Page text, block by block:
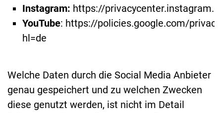
Instagram: https://
YouTube: https://policies.google.com/
hl=de
Welche Daten durch die Social Media Anbieter
genau gespeichert und zu welchen Zwecken
diese genutzt werden, ist nicht im Detail